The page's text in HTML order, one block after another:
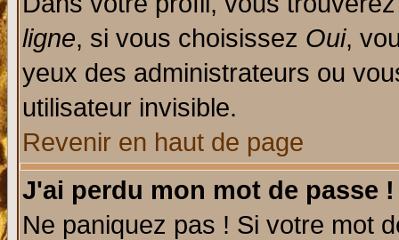
ligne, si vous choisissez Oui,
yeux des administrateurs ou
utilisateur invisible.
Revenir en haut de page
J'ai perdu mon mot de passe !
Ne paniquez pas ! Si votre mot